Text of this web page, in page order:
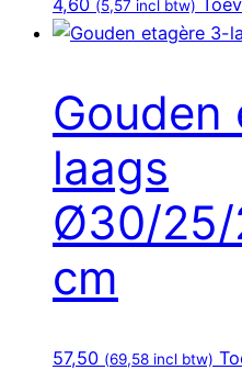
4,60 (5,57 incl btw)
laags
Ø30/25/
cm
57,50 (69,58 incl btw)